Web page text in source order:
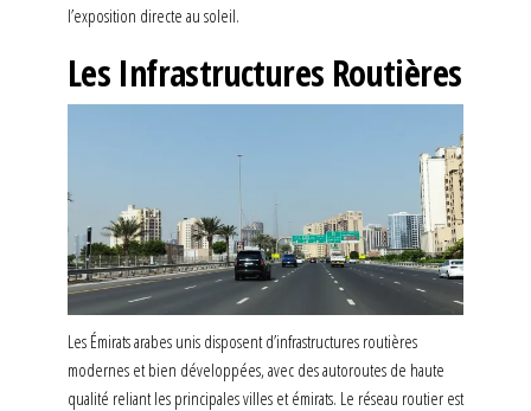
l’exposition directe au soleil.
Les Infrastructures Routières
Les Émirats arabes unis disposent d’infrastructures routières
modernes et bien développées, avec des autoroutes de haute
qualité reliant les principales villes et émirats. Le réseau routier est